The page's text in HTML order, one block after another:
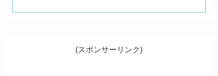
(スポンサーリンク)